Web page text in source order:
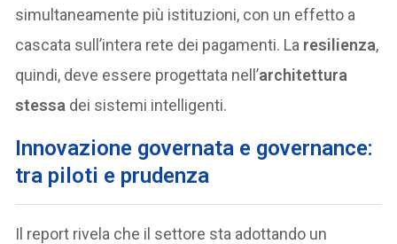
simultaneamente più istituzioni, con un effetto a
cascata sull’intera rete dei pagamenti. La resilienza,
quindi, deve essere progettata nell’architettura
stessa dei sistemi intelligenti.
Innovazione governata e governance:
tra piloti e prudenza
Il report rivela che il settore sta adottando un